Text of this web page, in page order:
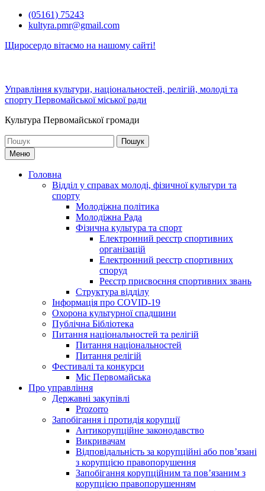
Перейти(05161) 75243
kultyra.pmr@gmail.com
Щиросердо вітаємо на нашому сайті!
Управління культури, національностей, релігій, молоді та
спорту Первомайської міської ради
Культура Первомайcької громади
Шукати:
Меню
Головна
Відділ у справах молоді, фізичної культури та
спорту
Молодіжна політика
Молодіжна Рада
Фізична культура та спорт
Електронний реєстр спортивних
організацій
Електронний реєстр спортивних
споруд
Реєстр присвоєння спортивних звань
Структура відділу
Інформація про COVID-19
Охорона культурної спадщини
Публічна Бібліотека
Питання національностей та релігій
Питання національностей
Питання релігій
Фестивалі та конкурси
Міс Первомайська
Про управління
Державні закупівлі
Prozorro
Запобігання і протидія корупції
Антикорупційне законодавство
Викривачам
Відповідальність за корупційні або пов’язані
з корупцією правопорушення
Запобігання корупційним та пов’язаним з
корупцією правопорушенням